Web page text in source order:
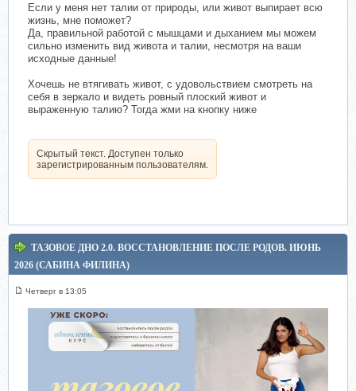
Если у меня нет талии от природы, или живот выпирает всю
жизнь, мне поможет?
Да, правильной работой с мышцами и дыханием мы можем
сильно изменить вид живота и талии, несмотря на ваши
исходные данные!
Хочешь не втягивать живот, с удовольствием смотреть на
себя в зеркало и видеть ровный плоский живот и
выраженную талию? Тогда жми на кнопку ниже
Скрытый текст. Доступен только
зарегистрированным пользователям.
ТАЗОВОЕ ДНО 2.0. ВОССТАНОВЛЕНИЕ ПОСЛЕ РОДОВ. ИЮНЬ
2026 (САБИНА ФИЛИНА)
Четверг в 13:05